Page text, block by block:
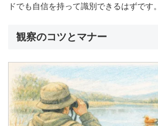
ドでも自信を持って識別できるはずです。
観察のコツとマナー